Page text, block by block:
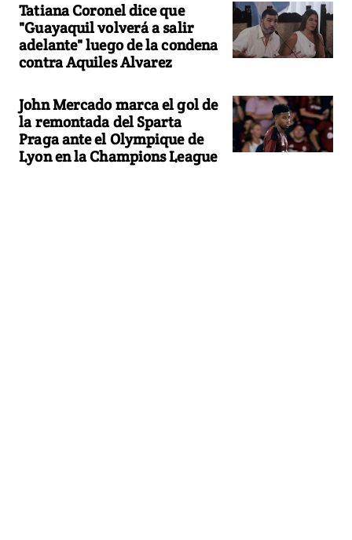
Tatiana Coronel dice que
"Guayaquil volverá a salir
adelante" luego de la condena
contra Aquiles Alvarez
John Mercado marca el gol de
la remontada del Sparta
Praga ante el Olympique de
Lyon en la Champions League